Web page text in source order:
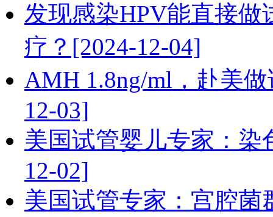
发现感染HPV能直接
疗？[2024-12-04]
AMH 1.8ng/ml，赴美
12-03]
美国试管婴儿专家：染
12-02]
美国试管专家：宫腔